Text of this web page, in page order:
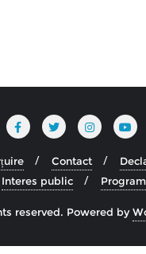
Contact
Interes public Program
reserved. Powered by